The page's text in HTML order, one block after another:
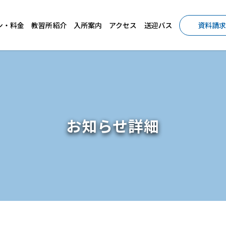
・料金 教習所紹介 入所案内 アクセス 送迎バス 資料請求
お知らせ詳細